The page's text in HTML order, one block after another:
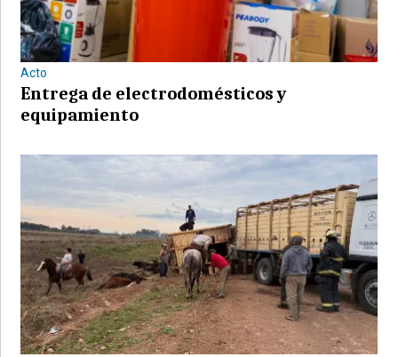
Acto
Entrega de electrodomésticos y
equipamiento